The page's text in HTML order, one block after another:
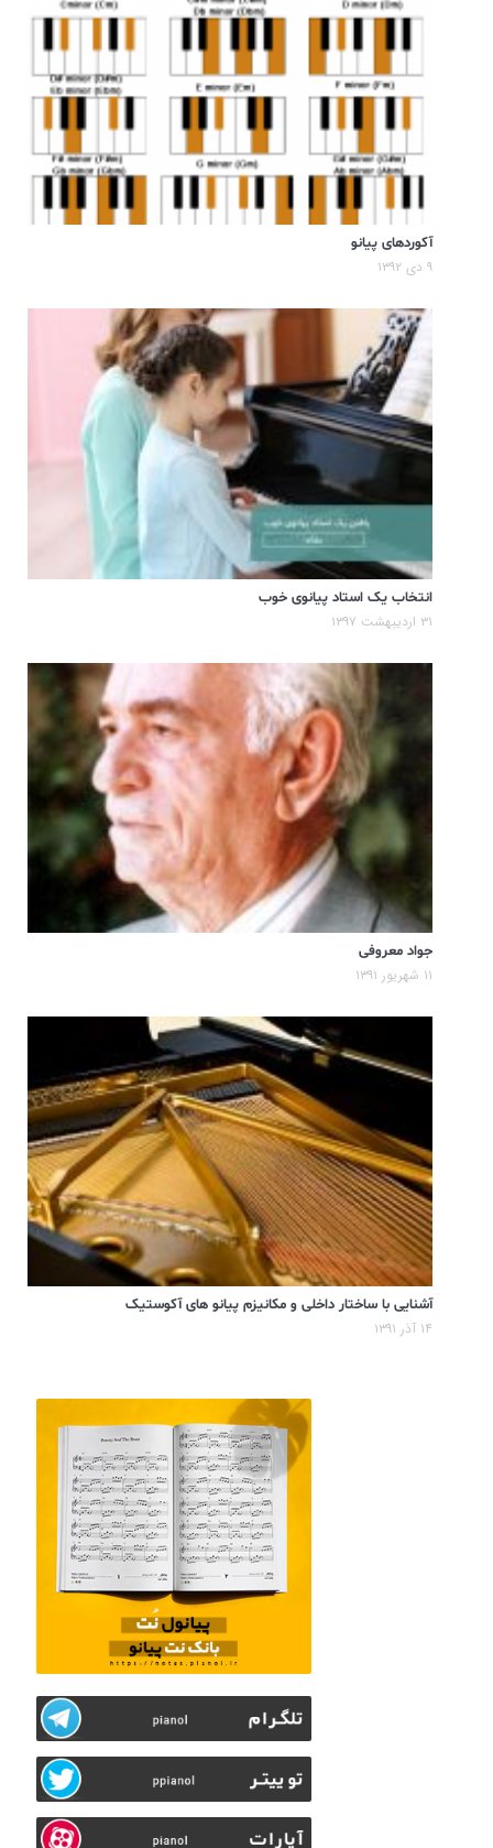
آکوردهای پیانو
۹ دی ۱۳۹۲
انتخاب یک استاد پیانوی خوب
۳۱ اردیبهشت ۱۳۹۷
جواد معروفی
۱۱ شهریور ۱۳۹۱
آشنایی با ساختار داخلی و مکانیزم پیانو های آکوستیک
۱۴ آذر ۱۳۹۱